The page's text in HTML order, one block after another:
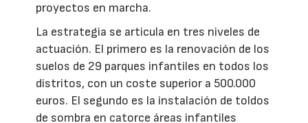
proyectos en marcha.
La estrategia se articula en tres niveles de
actuación. El primero es la renovación de los
suelos de 29 parques infantiles en todos los
distritos, con un coste superior a 500.000
euros. El segundo es la instalación de toldos
de sombra en catorce áreas infantiles